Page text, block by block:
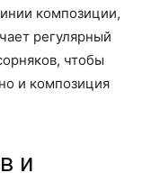
композиции,
регулярный
чтобы
и композиция
и